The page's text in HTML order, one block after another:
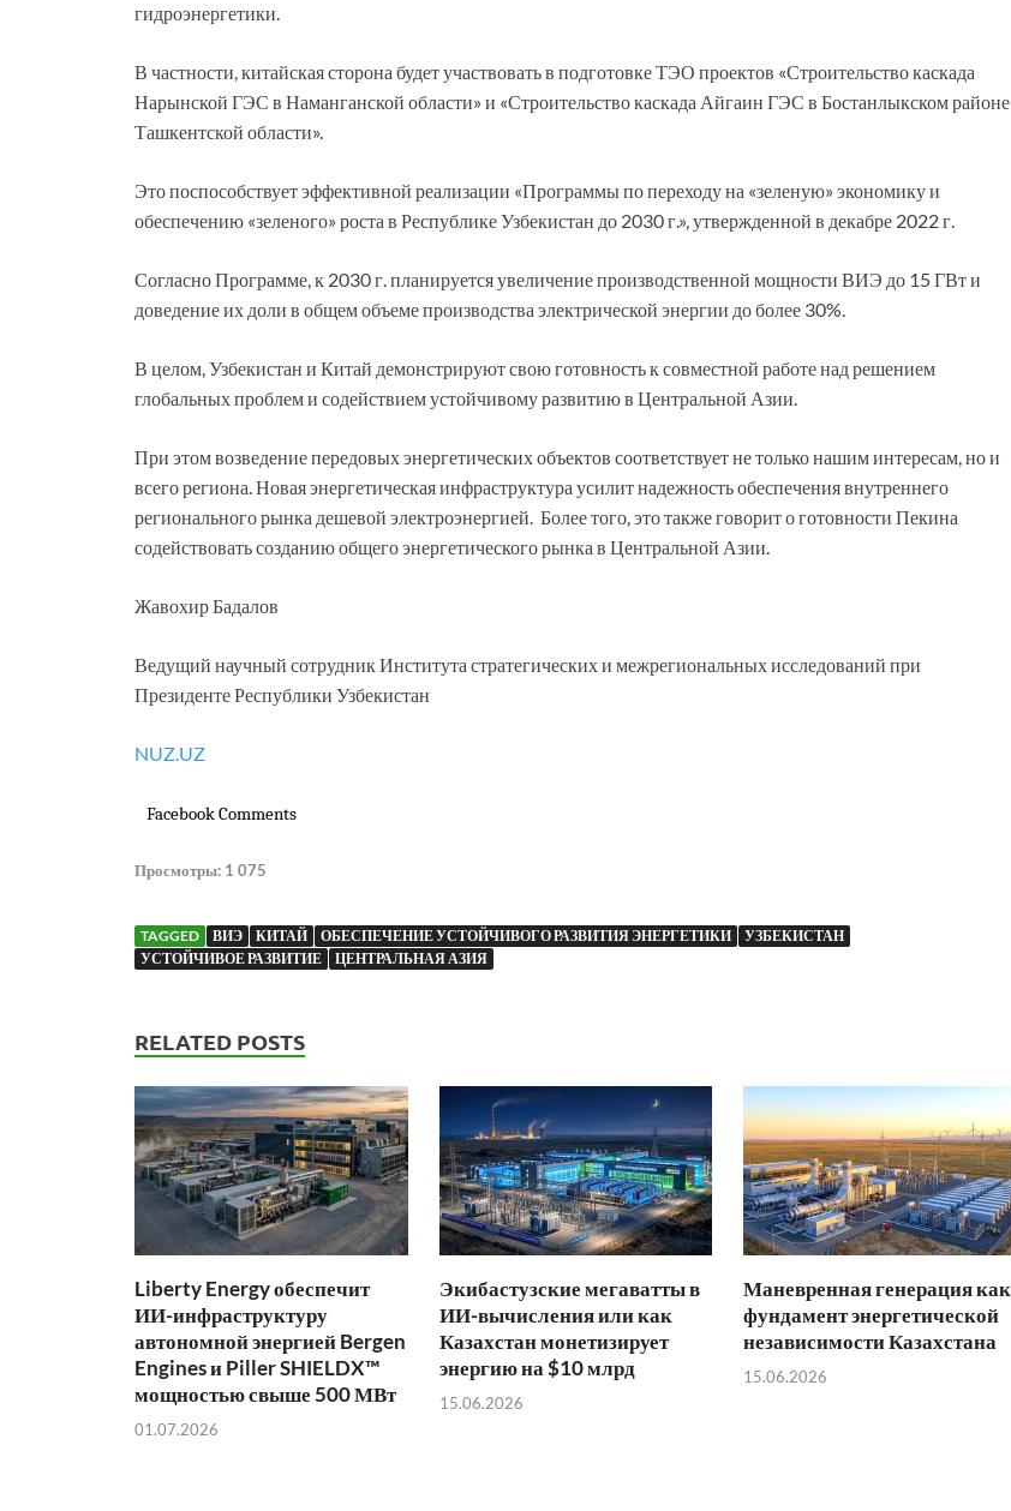
гидроэнергетики.
В частности, китайская сторона будет участвовать в подготовке ТЭО проектов «Строительство каскада
Нарынской ГЭС в Наманганской области» и «Строительство каскада Айгаин ГЭС в Бостанлыкском районе
Ташкентской области».
Это поспособствует эффективной реализации «Программы по переходу на «зеленую» экономику и
обеспечению «зеленого» роста в Республике Узбекистан до 2030 г.», утвержденной в декабре 2022 г.
Согласно Программе, к 2030 г. планируется увеличение производственной мощности ВИЭ до 15 ГВт и
доведение их доли в общем объеме производства электрической энергии до более 30%.
В целом, Узбекистан и Китай демонстрируют свою готовность к совместной работе над решением
глобальных проблем и содействием устойчивому развитию в Центральной Азии.
При этом возведение передовых энергетических объектов соответствует не только нашим интересам, но и
всего региона. Новая энергетическая инфраструктура усилит надежность обеспечения внутреннего
регионального рынка дешевой электроэнергией. Более того, это также говорит о готовности Пекина
содействовать созданию общего энергетического рынка в Центральной Азии.
Жавохир Бадалов
Ведущий научный сотрудник Института стратегических и межрегиональных исследований при
Президенте Республики Узбекистан
NUZ.UZ
Facebook Comments
Просмотры: 1 075
TAGGED ВИЭ КИТАЙ ОБЕСПЕЧЕНИЕ УСТОЙЧИВОГО РАЗВИТИЯ ЭНЕРГЕТИКИ
УЗБЕКИСТАН
УСТОЙЧИВОЕ РАЗВИТИЕ
ЦЕНТРАЛЬНАЯ АЗИЯ
RELATED POSTS
Liberty Energy обеспечит
ИИ-инфраструктуру
автономной энергией Bergen
Engines и Piller SHIELDX™
мощностью свыше 500 МВт
01.07.2026
Экибастузские мегаватты в
ИИ-вычисления или как
Казахстан монетизирует
энергию на $10 млрд
15.06.2026
Маневренная генерация как
фундамент энергетической
независимости Казахстана
15.06.2026